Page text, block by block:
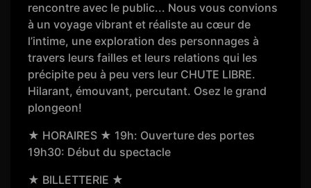
rencontre avec le public... Nous vous convions
à un voyage vibrant et réaliste au cœur de
l’intime, une exploration des personnages à
travers leurs failles et leurs relations qui les
précipite peu à peu vers leur CHUTE LIBRE.
Hilarant, émouvant, percutant. Osez le grand
plongeon!
★ HORAIRES ★ 19h: Ouverture des portes
19h30: Début du spectacle
★ BILLETTERIE ★